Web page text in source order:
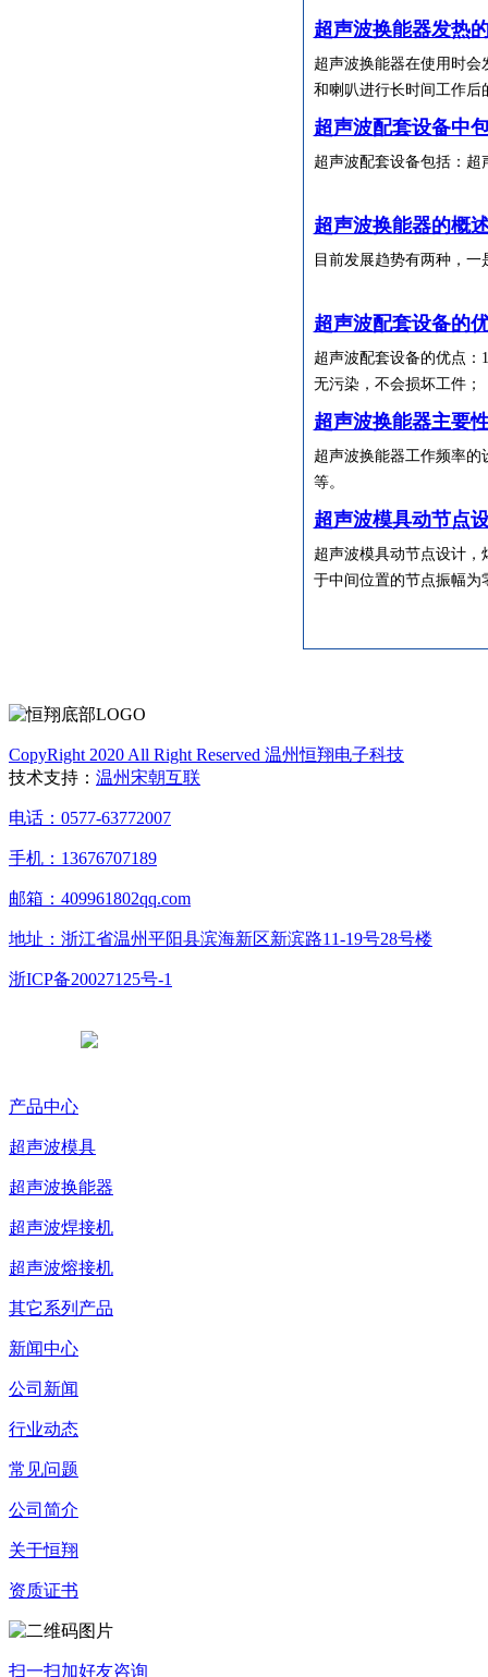
超声波换能器发热
超声波换能器在使用时
和喇叭进行长时间工作后
超声波配套设备中
超声波配套设备包括：
超声波换能器的概
目前发展趋势有两种，
超声波配套设备的
超声波配套设备的优点
无污染，不会损坏工件；
超声波换能器主要
超声波换能器工作频率
等。
超声波模具动节点
超声波模具动节点设计
于中间位置的节点振幅为
CopyRight 2020 All Right Reserved 温州恒翔电子科技
技术支持： 温州宋朝互联
电话：0577-63772007
手机：13676707189
邮箱：409961802qq.com
地址：浙江省温州平阳县滨海新区新滨路11-19号28号楼
浙ICP备20027125号-1
产品中心
超声波模具
超声波换能器
超声波焊接机
超声波熔接机
其它系列产品
新闻中心
公司新闻
行业动态
常见问题
公司简介
关于恒翔
资质证书
扫一扫加好友咨询